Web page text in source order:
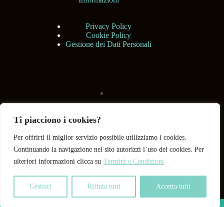
Ti piacciono i cookies?
Per offrirti il miglior servizio possibile utilizziamo i cookies.
Continuando la navigazione nel sito autorizzi l’uso dei cookies. Per
ulteriori informazioni clicca su Termini e Condizioni
Gestisci Rifiuta tutti Accetta tutti
Privacy Policy
Cookie Policy
Gestione dei Dati Personali